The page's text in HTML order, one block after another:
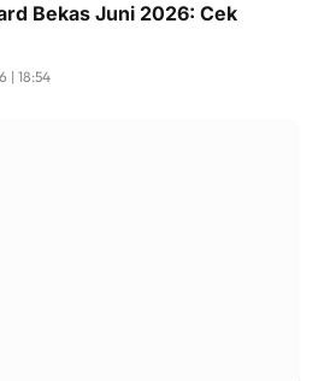
Bekas Juni 2026: Cek
| 18:54